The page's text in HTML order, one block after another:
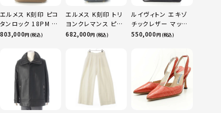
エルメス K刻印 ピコ
タンロック 18PM ト
リヨン ハンドバッグ
803,000円 (税込)
エルメス K刻印 トリ
ヨンクレマンス ピコ
タンロックPM ハンド
ゴールド金具
682,000円 (税込)
ルイヴィトン エキゾ
チックレザー マット
クロコダイル スペシ
550,000円 (税込)